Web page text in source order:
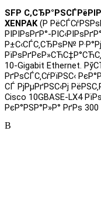
SFP
XENPAK (Р
РІРІРѕРґР°-
Р±С‹СЃС‚СЂРѕР№
10-Gigabit Ethernet.
РґРѕСЃС‚СѓРїРЅС‹
СЃ РјРµРґРЅС‹Рј
Cisco 10GBASE-LX4
РєР°РЅР°Р»Р° РґРѕ 300
В